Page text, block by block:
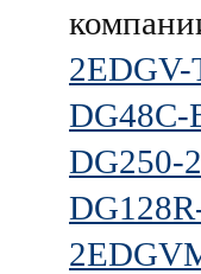
DG48C-
DG250-